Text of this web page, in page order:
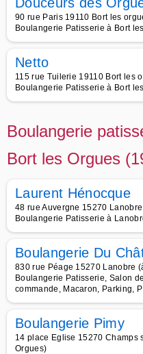
90 rue Paris 19110 Bort les
Boulangerie Patisserie à Bort
Netto
115 rue Tuilerie 19110 Bort les
Boulangerie Patisserie à Bort
Boulangerie
Bort les Orgues
Laurent Hénocque
48 rue Auvergne 15270
Boulangerie Patisserie à
Boulangerie Du
830 rue Péage 15270 Lanobre
Boulangerie Patisserie, Salon
commande, Macaron, Parking, P
Boulangerie Pimy
14 place Eglise 15270 Champs
Orgues)